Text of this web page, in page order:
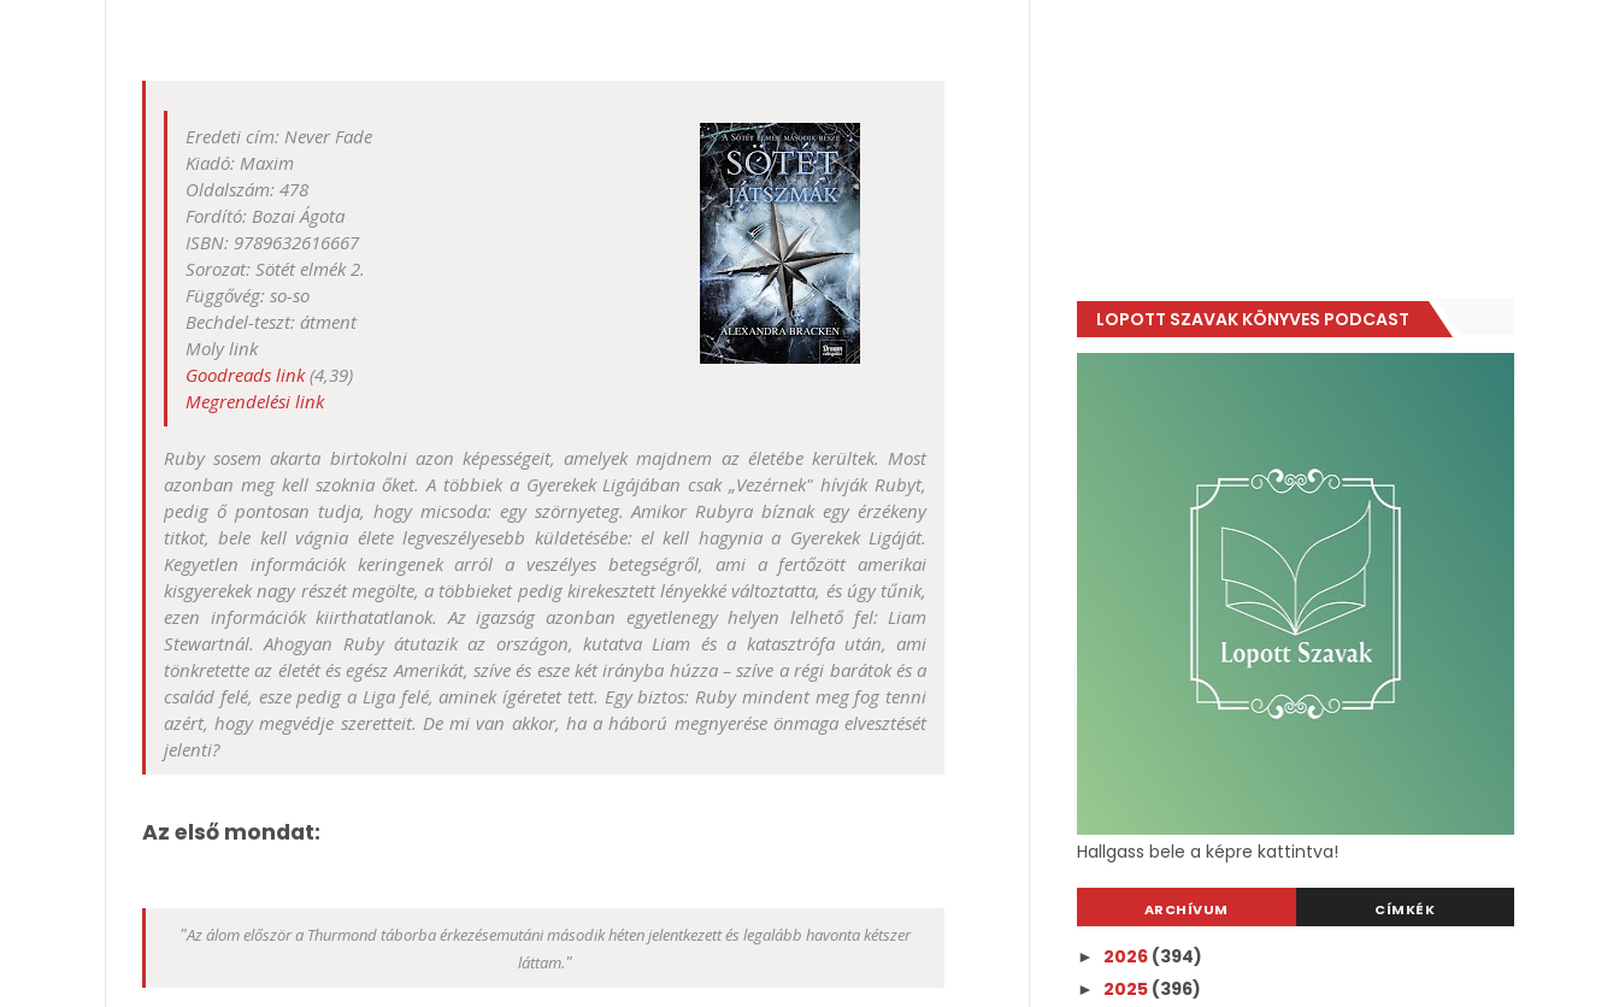
Eredeti cím: Never Fade
Kiadó: Maxim
Oldalszám: 478
Fordító: Bozai Ágota
ISBN: 9789632616667
Sorozat: Sötét elmék 2.
Függővég: so-so
Bechdel-teszt: átment
Moly link
Goodreads link(4,39)
Megrendelési link
Ruby sosem akarta birtokolni azon képességeit, amelyek majdnem az életébe kerültek. Most
azonban meg kell szoknia őket. A többiek a Gyerekek Ligájában csak „Vezérnek" hívják Rubyt,
pedig ő pontosan tudja, hogy micsoda: egy szörnyeteg. Amikor Rubyra bíznak egy érzékeny
titkot, bele kell vágnia élete legveszélyesebb küldetésébe: el kell hagynia a Gyerekek Ligáját.
Kegyetlen információk keringenek arról a veszélyes betegségről, ami a fertőzött amerikai
kisgyerekek nagy részét megölte, a többieket pedig kirekesztett lényekké változtatta, és úgy tűnik,
ezen információk kiirthatatlanok. Az igazság azonban egyetlenegy helyen lelhető fel: Liam
Stewartnál. Ahogyan Ruby átutazik az országon, kutatva Liam és a katasztrófa után, ami
tönkretette az életét és egész Amerikát, szíve és esze két irányba húzza – szíve a régi barátok és a
család felé, esze pedig a Liga felé, aminek ígéretet tett. Egy biztos: Ruby mindent meg fog tenni
azért, hogy megvédje szeretteit. De mi van akkor, ha a háború megnyerése önmaga elvesztését
jelenti?
Az első mondat:
"Az álom először a Thurmond táborba érkezésemutáni második héten jelentkezett és legalább havonta kétszer
láttam."
LOPOTT SZAVAK KÖNYVES PODCAST
Hallgass bele a képre kattintva!
ARCHÍVUM CÍMKÉK
► 2026 (394)
► 2025 (396)